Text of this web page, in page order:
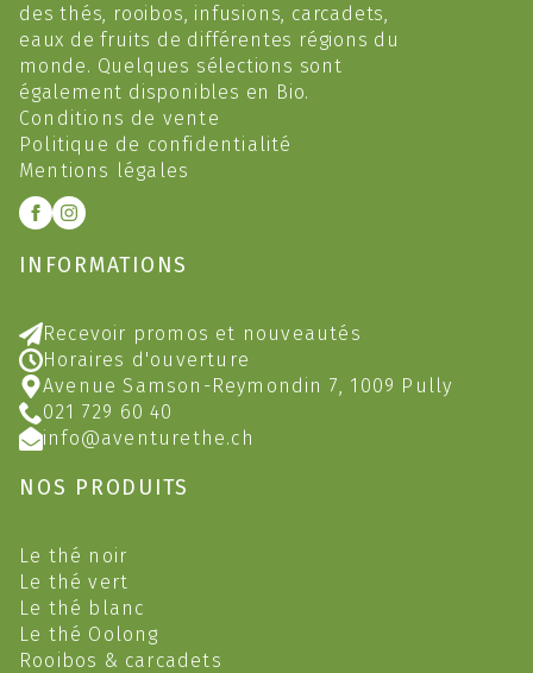
des thés, rooibos, infusions, carcadets,
eaux de fruits de différentes régions du
monde. Quelques sélections sont
également disponibles en Bio.
Conditions de vente
Politique de confidentialité
Mentions légales
INFORMATIONS
Recevoir promos et nouveautés
Horaires d'ouverture
Avenue Samson-Reymondin 7, 1009 Pully
021 729 60 40
info@aventurethe.ch
NOS PRODUITS
Le thé noir
Le thé vert
Le thé blanc
Le thé Oolong
Rooibos & carcadets